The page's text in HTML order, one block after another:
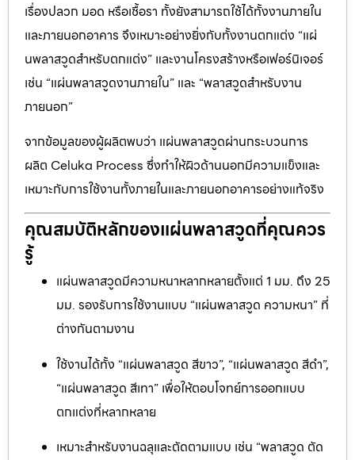
เรื่องปลวก มอด หรือเชื้อรา ทั้งยังสามารถใช้ได้ทั้งงานภายใน
และภายนอกอาคาร จึงเหมาะอย่างยิ่งกับทั้งงานตกแต่ง “แผ่
นพลาสวูดสำหรับตกแต่ง” และงานโครงสร้างหรือเฟอร์นิเจอร์
เช่น “แผ่นพลาสวูดงานภายใน” และ “พลาสวูดสำหรับงาน
ภายนอก”
จากข้อมูลของผู้ผลิตพบว่า แผ่นพลาสวูดผ่านกระบวนการ
ผลิต Celuka Process ซึ่งทำให้ผิวด้านนอกมีความแข็งและ
เหมาะกับการใช้งานทั้งภายในและภายนอกอาคารอย่างแท้จริง
คุณสมบัติหลักของแผ่นพลาสวูดที่คุณควร
รู้
แผ่นพลาสวูดมีความหนาหลากหลายตั้งแต่ 1 มม. ถึง 25
มม. รองรับการใช้งานแบบ “แผ่นพลาสวูด ความหนา” ที่
ต่างกันตามงาน
ใช้งานได้ทั้ง “แผ่นพลาสวูด สีขาว”, “แผ่นพลาสวูด สีดำ”,
“แผ่นพลาสวูด สีเทา” เพื่อให้ตอบโจทย์การออกแบบ
ตกแต่งที่หลากหลาย
เหมาะสำหรับงานฉลุและตัดตามแบบ เช่น “พลาสวูด ตัด